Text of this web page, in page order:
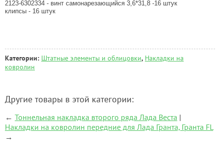
2123-6302334 - винт самонарезающийся 3,6*31,8 -16 штук
клипсы - 16 штук
Категории: Штатные элементы и облицовки, Накладки на
ковролин
Другие товары в этой категории:
← Тоннельная накладка второго ряда Лада Веста |
Накладки на ковролин передние для Лада Гранта, Гранта FL
→